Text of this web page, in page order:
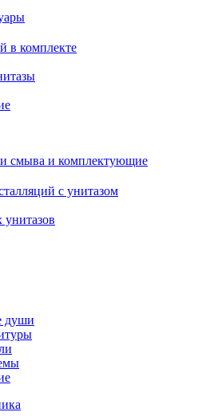
в комплекте
смыва и комплектующие
с унитазом
души